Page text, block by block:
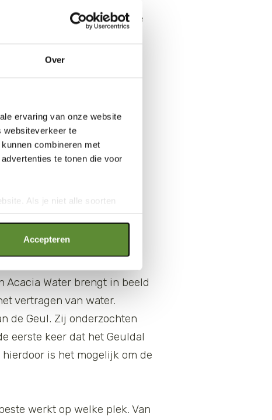
Over
ervaring van onze website
websiteverkeer te
combineren met
te tonen die voor
Als je niet alle soorten
wat wel gevolgen kan
Accepteren
meer in staat om de grote
dat water dan
heeft dat
ruigten is de rem op het
buizen worden
dan de dupe.
Acacia Water brengt in beeld
vertragen van water.
de Geul. Zij onderzochten
eerste keer dat het Geuldal
is het mogelijk om de
werkt op welke plek. Van